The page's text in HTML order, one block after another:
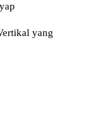
yang